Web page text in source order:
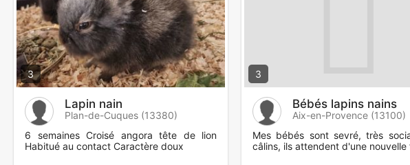
3
Lapin nain
Plan-de-Cuques (13380)
6 semaines Croisé angora tête de lion
Habitué au contact Caractère doux
3
Bébés lapins nains
Aix-en-Provence (13100)
Mes bébés sont sevré, très
câlins, ils attendent d'une nouvelle